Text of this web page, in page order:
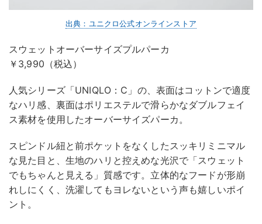
出典：ユニクロ公式オンラインストア
スウェットオーバーサイズプルパーカ
￥3,990（税込）
人気シリーズ「UNIQLO：C」の、表面はコットンで適度
なハリ感、裏面はポリエステルで滑らかなダブルフェイ
ス素材を使用したオーバーサイズパーカ。
スピンドル紐と前ポケットをなくしたスッキリミニマル
な見た目と、生地のハリと控えめな光沢で「スウェット
でもちゃんと見える」質感です。立体的なフードが形崩
れしにくく、洗濯してもヨレないという声も嬉しいポイ
ント。